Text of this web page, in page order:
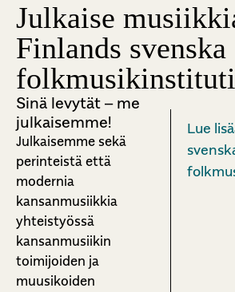
Julkaise
Finlands svenska
Sinä levytät – me
julkaisemme!
Julkaisemme sekä
perinteistä että
modernia
kansanmusiikkia
yhteistyössä
kansanmusiikin
toimijoiden ja
muusikoiden
Lue